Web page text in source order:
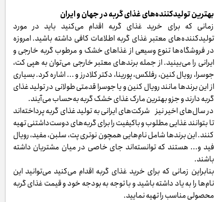
بهترین تولیدکننده‌های غذای گربه در جهان و ایران
زمانی که برای خرید غذای گربه اقدام می‌کنید باید در مورد
تولیدکننده‌های معتبر غذای گربه اطلاعات کافی داشته باشید. امروزه
در فروشگاه‌ها تنوع وسیعی از غذاهای خشک و مرطوب گربه خارجی و
ایرانی را می‌بینید. از جمله برندهای معتبر خارجی می‌توان به هپی کت،
جوسرا، رویال کنین، رفلکس، پورینا، دکتر کلادرز و ... اشاره کرد. بسیاری
از این برندها مانند رویال کنین و یا جوسرا قدمتی طولانی در تولید غذای
گربه دارند و جزو بهترین مارک غذای خشک گربه به‌حساب می‌آیند.
در سال‌های اخیر نیز شرکت‌های ایرانی به تولید غذای گربه پرداخته‌اند
تا بتوانند غذایی مطلوب و باکیفیت را برای گربه‌های دوست‌داشتنی تهیه
کنند. این برندها شامل نام‌هایی همچون نوتری پت، سلبن، مفید، رویال
فید و... هستند که توانسته‌اند جای خاصی در میان مشتریان داشته
باشند.
بنابراین زمانی که برای خرید غذای گربه اقدام می‌کنید می‌توانید این
نام‌ها را به یاد داشته باشید و با توجه به بودجه خود و قیمت غذای گربه
محصولی مناسب را تهیه نمایید.